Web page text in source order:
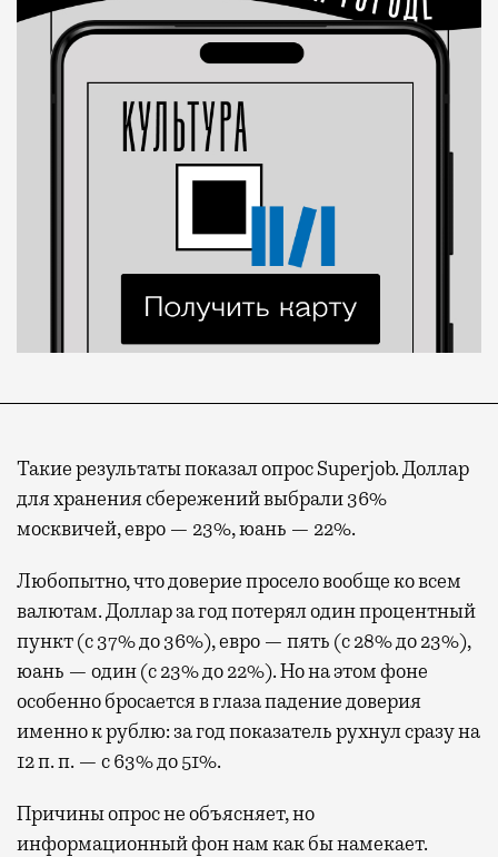
Такие результаты показал опрос Superjob. Доллар
для хранения сбережений выбрали 36%
москвичей, евро — 23%, юань — 22%.
Любопытно, что доверие просело вообще ко всем
валютам. Доллар за год потерял один процентный
пункт (с 37% до 36%), евро — пять (с 28% до 23%),
юань — один (с 23% до 22%). Но на этом фоне
особенно бросается в глаза падение доверия
именно к рублю: за год показатель рухнул сразу на
12 п. п. — с 63% до 51%.
Причины опрос не объясняет, но
информационный фон нам как бы намекает.